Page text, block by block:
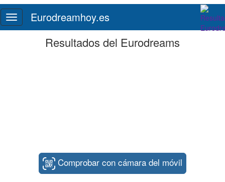
Toggle
navigation
Eurodreamhoy.es
Resultados del Eurodreams
Comprobar con cámara del móvil